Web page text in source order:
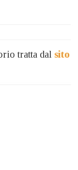
tratta dal sito